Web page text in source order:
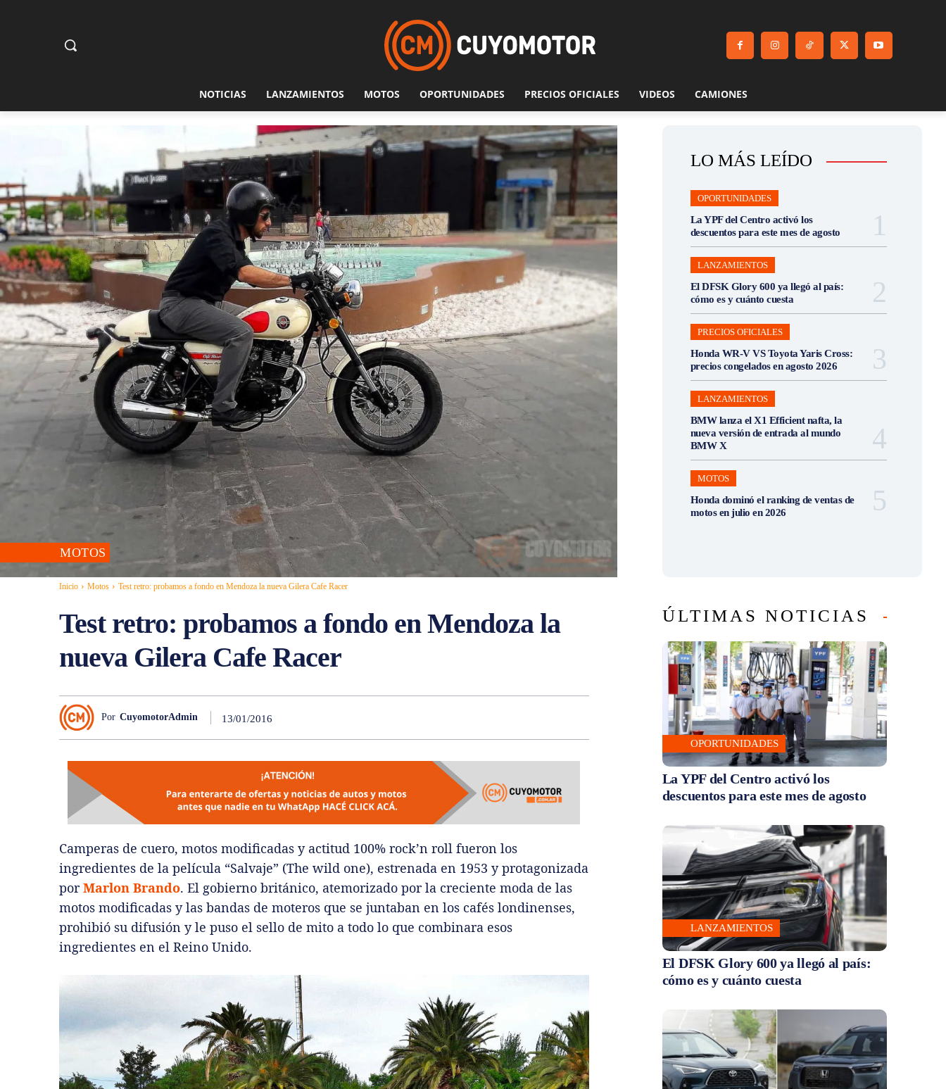
NOTICIAS LANZAMIENTOS MOTOS OPORTUNIDADES PRECIOS OFICIALES VIDEOS CAMIONES
MOTOS
Inicio Motos Test retro: probamos a fondo en Mendoza la nueva Gilera Cafe Racer
Test retro: probamos a fondo en Mendoza la
nueva Gilera Cafe Racer
Por CuyomotorAdmin 13/01/2016
Camperas de cuero, motos modificadas y actitud 100% rock’n roll fueron los
ingredientes de la película “Salvaje” (The wild one), estrenada en 1953 y protagonizada
porMarlon Brando. El gobierno británico, atemorizado por la creciente moda de las
motos modificadas y las bandas de moteros que se juntaban en los cafés londinenses,
prohibió su difusión y le puso el sello de mito a todo lo que combinara esos
ingredientes en el Reino Unido.
LO MÁS LEÍDO
OPORTUNIDADES
La YPF del Centro activó los
descuentos para este mes de agosto
LANZAMIENTOS
El DFSK Glory 600 ya llegó al país:
cómo es y cuánto cuesta
PRECIOS OFICIALES
Honda WR-V VS Toyota Yaris Cross:
precios congelados en agosto 2026
LANZAMIENTOS
BMW lanza el X1 Efficient nafta, la
nueva versión de entrada al mundo
BMW X
MOTOS
Honda dominó el ranking de ventas de
motos en julio en 2026
ÚLTIMAS NOTICIAS
OPORTUNIDADES
La YPF del Centro activó los
descuentos para este mes de agosto
LANZAMIENTOS
El DFSK Glory 600 ya llegó al país:
cómo es y cuánto cuesta